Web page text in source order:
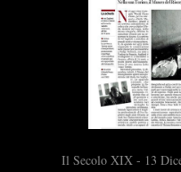
Il Secolo XIX - 13